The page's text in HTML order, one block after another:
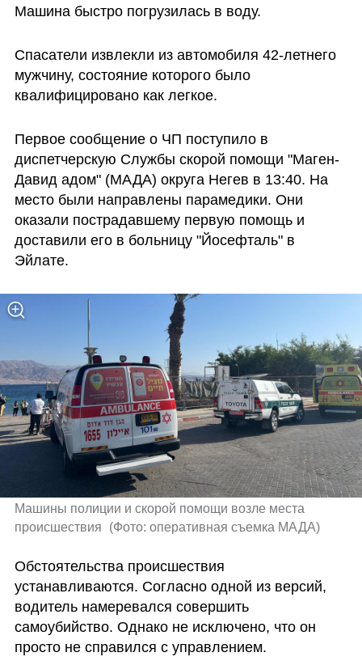
Машина быстро погрузилась в воду.
Спасатели извлекли из автомобиля 42-летнего
мужчину, состояние которого было
квалифицировано как легкое.
Первое сообщение о ЧП поступило в
диспетчерскую Службы скорой помощи "Маген-
Давид адом" (МАДА) округа Негев в 13:40. На
место были направлены парамедики. Они
оказали пострадавшему первую помощь и
доставили его в больницу "Йосефталь" в
Эйлате.
Машины полиции и скорой помощи возле места
происшествия
(Фото: оперативная съемка МАДА)
Обстоятельства происшествия
устанавливаются. Согласно одной из версий,
водитель намеревался совершить
самоубийство. Однако не исключено, что он
просто не справился с управлением.